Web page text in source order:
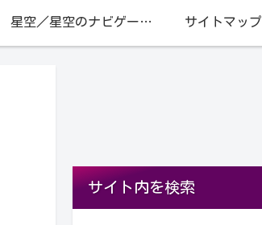
星空／星空のナビゲーター『北極星』 サイトマップ
サイト内を検索